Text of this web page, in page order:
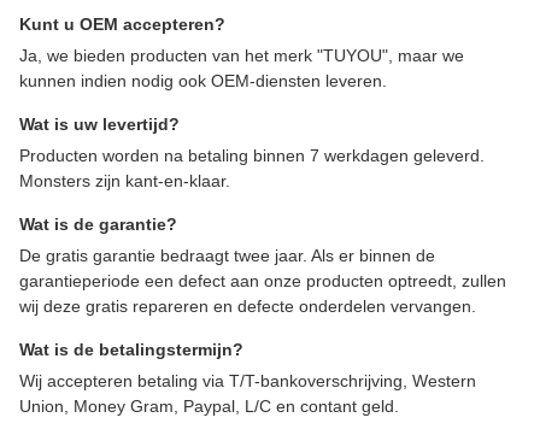
Kunt u OEM accepteren?
Ja, we bieden producten van het merk "TUYOU", maar we
kunnen indien nodig ook OEM-diensten leveren.
Wat is uw levertijd?
Producten worden na betaling binnen 7 werkdagen geleverd.
Monsters zijn kant-en-klaar.
Wat is de garantie?
De gratis garantie bedraagt ​​twee jaar. Als er binnen de
garantieperiode een defect aan onze producten optreedt, zullen
wij deze gratis repareren en defecte onderdelen vervangen.
Wat is de betalingstermijn?
Wij accepteren betaling via T/T-bankoverschrijving, Western
Union, Money Gram, Paypal, L/C en contant geld.